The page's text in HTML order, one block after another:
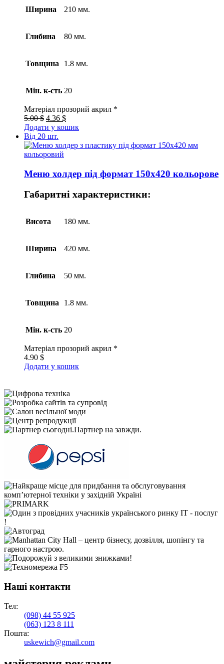
Ширина 210 мм.
Глибина 80 мм.
Товщина 1.8 мм.
Мін. к-сть 20
Матеріал прозорий акрил *
5.00 $ 4.36 $
Додати у кошик
Від 20 шт.
Меню холдер під формат 150х420 кольорове
Габаритні характеристики:
Висота 180 мм.
Ширина 420 мм.
Глибина 50 мм.
Товщина 1.8 мм.
Мін. к-сть 20
Матеріал прозорий акрил *
4.90 $
Додати у кошик
Наші контакти
Тел:
(098) 44 55 925
(063) 123 8 111
Пошта:
uskewich@gmail.com